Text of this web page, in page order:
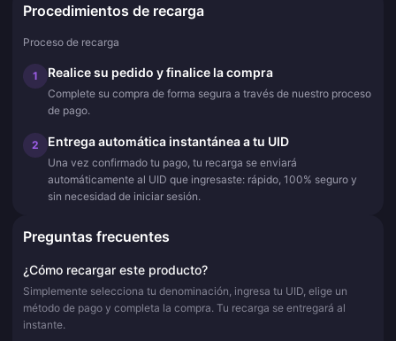
Procedimientos de recarga
Proceso de recarga
1 Realice su pedido y finalice la compra
Complete su compra de forma segura a través de nuestro proceso
de pago.
2 Entrega automática instantánea a tu UID
Una vez confirmado tu pago, tu recarga se enviará
automáticamente al UID que ingresaste: rápido, 100% seguro y
sin necesidad de iniciar sesión.
Preguntas frecuentes
¿Cómo recargar este producto?
Simplemente selecciona tu denominación, ingresa tu UID, elige un
método de pago y completa la compra. Tu recarga se entregará al
instante.